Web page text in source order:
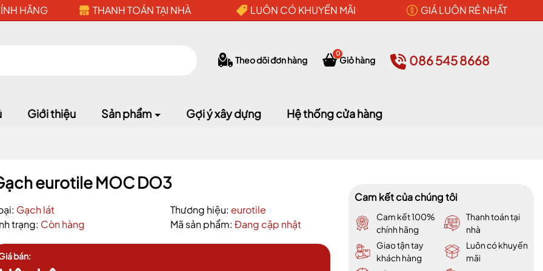
HÃNG THANH TOÁN TẠI NHÀ LUÔN CÓ KHUYẾN MÃI GIÁ LUÔN RẺ NHẤT
Theo dõi đơn hàng Giỏ hàng
0 086 545 8668
Giới thiệu Sản phẩm Gợi ý xây dựng Hệ thống cửa hàng
eurotile MOC DO3
Gạch lát Thương hiệu: eurotile
trạng: Còn hàng Mã sản phẩm: Đang cập nhật
bán:
Cam kết của chúng tôi
Cam kết 100%
chính hãng
Thanh toán tại
nhà
Giao tận tay
khách hàng
Luôn có khuyến
mãi
Điều kiện: